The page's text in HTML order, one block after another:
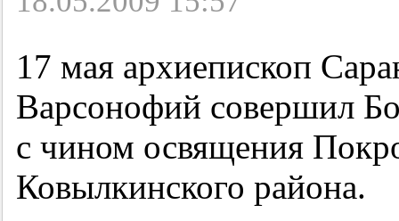
17 мая архиепископ
Варсонофий совершил
с чином освящения
Ковылкинского района.